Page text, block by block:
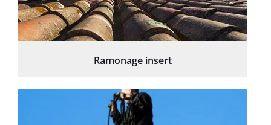
Ramonage insert